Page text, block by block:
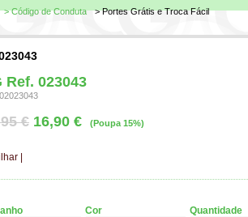
> Código de Conduta > Portes Grátis e Troca Fácil
Ref. 023043
€ 16,90 € (Poupa 15%)
Cor Quantidade